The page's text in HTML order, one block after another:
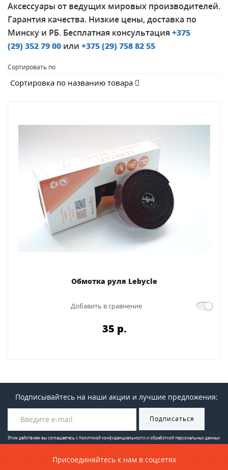
Аксессуары от ведущих мировых производителей.
Гарантия качества. Низкие цены, доставка по
Минску и РБ. Бесплатная консультация +375
(29)352 79 00 или +375 (29)758 82 55
Сортировать по
Сортировка по названию товара
Обмотка руля Lebycle
Добавить в сравнение
35 p.
Подписывайтесь на наши акции и лучшие предложения:
Подписаться
Этим действием вы соглашаетесь сполитикой конфиденциальности и обработкой персональных данных
Присоединяйтесь к нам в соцсетях